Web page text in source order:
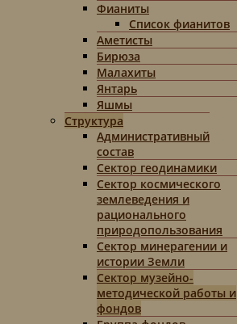
Фианиты
Список фианитов
Аметисты
Бирюза
Малахиты
Янтарь
Яшмы
Структура
Административный
состав
Сектор геодинамики
Сектор космического
землеведения и
рационального
природопользования
Сектор минерагении и
истории Земли
Сектор музейно-
методической работы и
фондов